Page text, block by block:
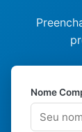
Nome